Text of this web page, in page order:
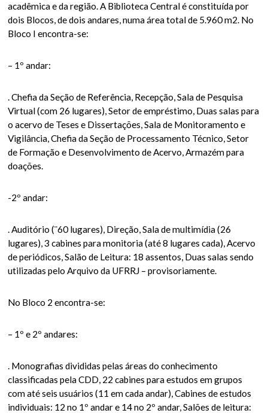
acadêmica e da região. A Biblioteca Central é constituída por
dois Blocos, de dois andares, numa área total de 5.960 m2. No
Bloco I encontra-se:
– 1º andar:
. Chefia da Seção de Referência, Recepção, Sala de Pesquisa
Virtual (com 26 lugares), Setor de empréstimo, Duas salas para
o acervo de Teses e Dissertações, Sala de Monitoramento e
Vigilância, Chefia da Seção de Processamento Técnico, Setor
de Formação e Desenvolvimento de Acervo, Armazém para
doações.
-2º andar:
. Auditório (¨60 lugares), Direção, Sala de multimídia (26
lugares), 3 cabines para monitoria (até 8 lugares cada), Acervo
de periódicos, Salão de Leitura: 18 assentos, Duas salas sendo
utilizadas pelo Arquivo da UFRRJ – provisoriamente.
No Bloco 2 encontra-se:
– 1º e 2º andares:
. Monografias divididas pelas áreas do conhecimento
classificadas pela CDD, 22 cabines para estudos em grupos
com até seis usuários (11 em cada andar), Cabines de estudos
individuais: 12 no 1º andar e 14 no 2º andar, Salões de leitura: